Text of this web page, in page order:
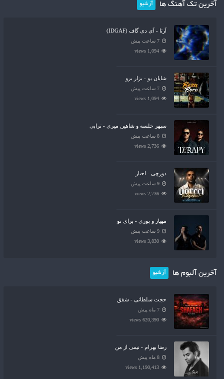
آخرین تک آهنگ ها آرشیو
آرتا - آی دی گاف (IDGAF)
7 ساعت پیش
1,094 views
شایان یو - بزار برو
7 ساعت پیش
1,094 views
سپهر خلسه و شاهین میری - تراپی
8 ساعت پیش
2,736 views
دورچی - اجبار
9 ساعت پیش
2,736 views
مهیار و پوری - برای تو
9 ساعت پیش
3,830 views
آخرین آلبوم ها آرشیو
حجت سلطانی - شفق
7 ماه پیش
620,390 views
رضا بهرام - نیمی از من
8 ماه پیش
1,190,413 views